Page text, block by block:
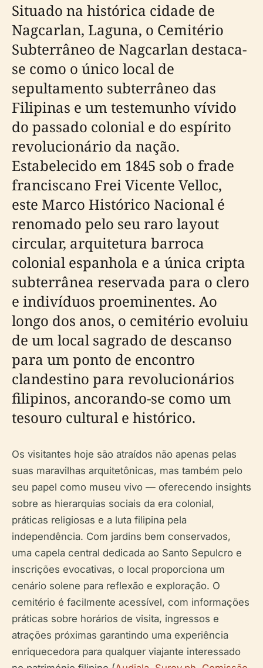
Situado na histórica cidade de
Nagcarlan, Laguna, o Cemitério
Subterrâneo de Nagcarlan destaca-
se como o único local de
sepultamento subterrâneo das
Filipinas e um testemunho vívido
do passado colonial e do espírito
revolucionário da nação.
Estabelecido em 1845 sob o frade
franciscano Frei Vicente Velloc,
este Marco Histórico Nacional é
renomado pelo seu raro layout
circular, arquitetura barroca
colonial espanhola e a única cripta
subterrânea reservada para o clero
e indivíduos proeminentes. Ao
longo dos anos, o cemitério evoluiu
de um local sagrado de descanso
para um ponto de encontro
clandestino para revolucionários
filipinos, ancorando-se como um
tesouro cultural e histórico.
Os visitantes hoje são atraídos não apenas pelas
suas maravilhas arquitetônicas, mas também pelo
seu papel como museu vivo — oferecendo insights
sobre as hierarquias sociais da era colonial,
práticas religiosas e a luta filipina pela
independência. Com jardins bem conservados,
uma capela central dedicada ao Santo Sepulcro e
inscrições evocativas, o local proporciona um
cenário solene para reflexão e exploração. O
cemitério é facilmente acessível, com informações
práticas sobre horários de visita, ingressos e
atrações próximas garantindo uma experiência
enriquecedora para qualquer viajante interessado